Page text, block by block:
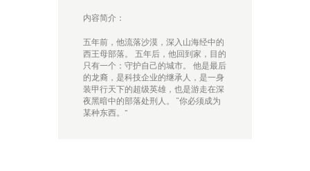
内容简介：
五年前，他流落沙漠，深入山海经中的
西王母部落。 五年后，他回到家，目的
只有一个：守护自己的城市。 他是最后
的龙裔，是科技企业的继承人，是一身
装甲行天下的超级英雄，也是游走在深
夜黑暗中的部落处刑人。 “你必须成为
某种东西。”